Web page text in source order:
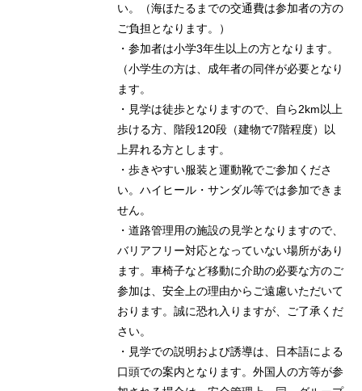
い。（海ほたるまでの交通費は参加者の方の
ご負担となります。）
・参加者は小学3年生以上の方となります。
（小学生の方は、成年者の同伴が必要となり
ます。
・見学は徒歩となりますので、自ら2km以上
歩ける方、階段120段（建物で7階程度）以
上昇れる方とします。
・歩きやすい服装と運動靴でご参加くださ
い。ハイヒール・サンダル等では参加できま
せん。
・道路管理用の施設の見学となりますので、
バリアフリー対応となっていない場所があり
ます。車椅子など移動に介助の必要な方のご
参加は、安全上の理由からご遠慮いただいて
おります。誠に恐れ入りますが、ご了承くだ
さい。
・見学での説明および誘導は、日本語による
口頭での案内となります。外国人の方等が参